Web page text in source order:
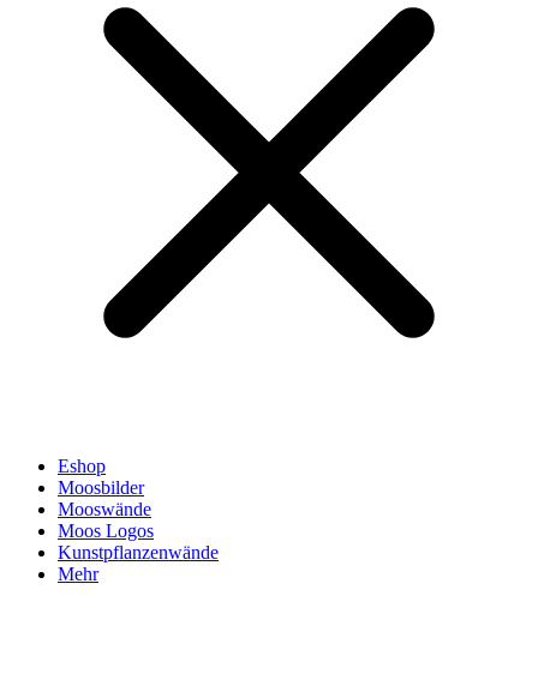
Eshop
Moosbilder
Mooswände
Moos Logos
Kunstpflanzenwände
Mehr